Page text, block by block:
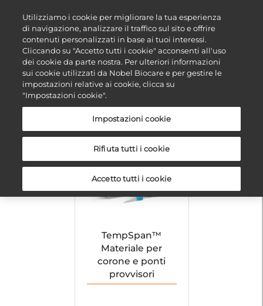
Temporary C&B
TempSpan™
Materiale per
corone e ponti
provvisori
Utilizziamo i cookie per migliorare la tua esperienza
di navigazione, analizzare il traffico sul sito e offrire
contenuti personalizzati in base ai tuoi interessi.
Cliccando su "Accetto tutti i cookie" acconsenti all'uso
dei cookie da parte nostra. Per ulteriori informazioni
sui cookie utilizzati da Nobel Biocare e per gestire le
impostazioni relative ai cookie, clicca su
"Impostazioni cookie".
Impostazioni cookie
Rifiuta tutti i cookie
Accetto tutti i cookie